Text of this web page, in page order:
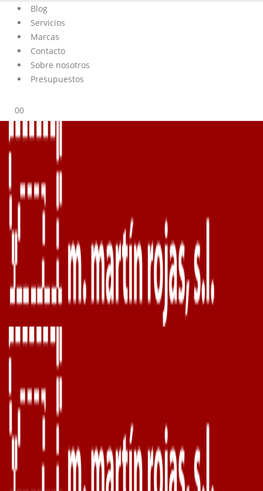
Blog
Servicios
Marcas
Contacto
Sobre nosotros
Presupuestos
00